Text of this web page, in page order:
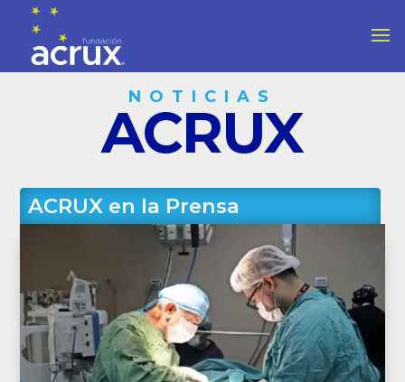
NOTICIAS
ACRUX
ACRUX en la Prensa